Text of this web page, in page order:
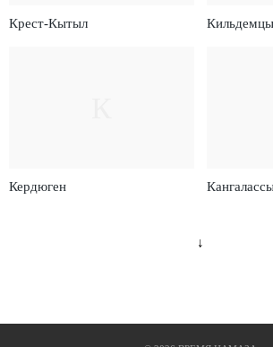
Крест-Кытыл Кильдемцы
Кердюген
↓